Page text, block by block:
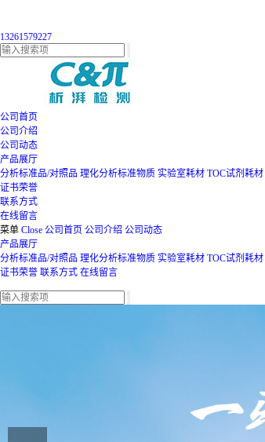
13261579227
公司首页
公司介绍
公司动态
产品展厅
分析标准品/对照品 理化分析标准物质 实验室耗材 TOC试剂耗材
证书荣誉
联系方式
在线留言
菜单 Close 公司首页 公司介绍 公司动态
产品展厅
分析标准品/对照品 理化分析标准物质 实验室耗材 TOC试剂耗材
证书荣誉 联系方式 在线留言